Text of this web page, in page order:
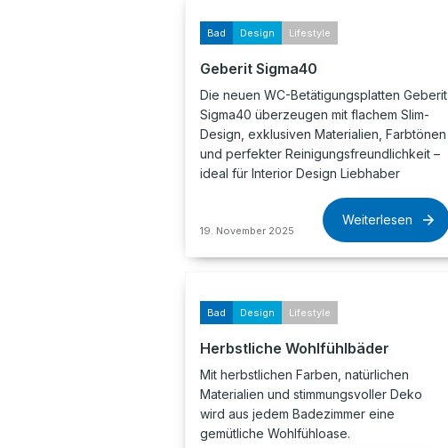
Bad Design Lifestyle
Geberit Sigma40
Die neuen WC-Betätigungsplatten Geberit
Sigma40 überzeugen mit flachem Slim-
Design, exklusiven Materialien, Farbtönen
und perfekter Reinigungsfreundlichkeit –
ideal für Interior Design Liebhaber
19. November 2025
Weiterlesen
Bad Design Lifestyle
Herbstliche Wohlfühlbäder
Mit herbstlichen Farben, natürlichen
Materialien und stimmungsvoller Deko
wird aus jedem Badezimmer eine
gemütliche Wohlfühloase.